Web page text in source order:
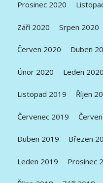
Prosinec 2020
Září 2020 Srpen 2020
Červen 2020 Duben
Únor 2020 Leden 2020
Listopad 2019 Říjen
Červenec 2019
Duben 2019 Březen
Leden 2019 Prosinec